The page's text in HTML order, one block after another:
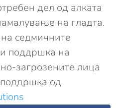
дел од алката
на гладта.
седмичните
поддршка на
загрозените лица
од